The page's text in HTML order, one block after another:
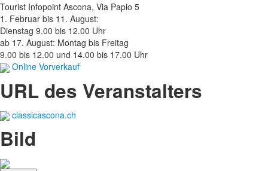
Tourist Infopoint Ascona, Via Papio 5
1. Februar bis 11. August:
Dienstag 9.00 bis 12.00 Uhr
ab 17. August: Montag bis Freitag
9.00 bis 12.00 und 14.00 bis 17.00 Uhr
Online Vorverkauf
URL des Veranstalters
classicascona.ch
Bild